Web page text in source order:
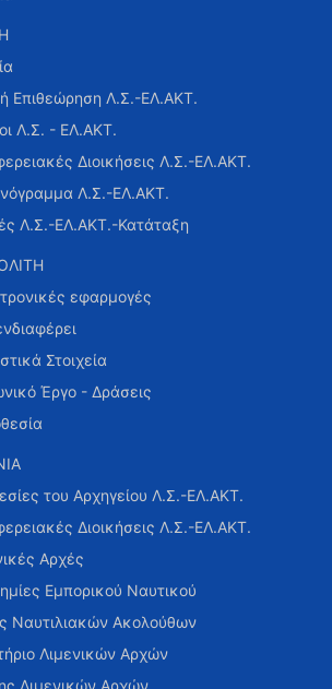
Επιθεώρηση Λ.Σ.-ΕΛ.ΑΚΤ.
Λ.Σ. - ΕΛ.ΑΚΤ.
Διοικήσεις Λ.Σ.-ΕΛ.ΑΚΤ.
Λ.Σ.-ΕΛ.ΑΚΤ.
Λ.Σ.-ΕΛ.ΑΚΤ.-Κατάταξη
εφαρμογές
Στοιχεία
Έργο - Δράσεις
του Αρχηγείου Λ.Σ.-ΕΛ.ΑΚΤ.
Διοικήσεις Λ.Σ.-ΕΛ.ΑΚΤ.
Αρχές
Εμπορικού Ναυτικού
Ναυτιλιακών Ακολούθων
Λιμενικών Αρχών
Λιμενικών Αρχών